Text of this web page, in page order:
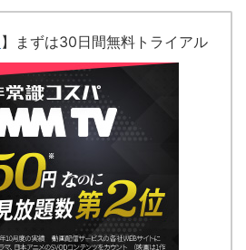
】まずは30日間無料トライアル